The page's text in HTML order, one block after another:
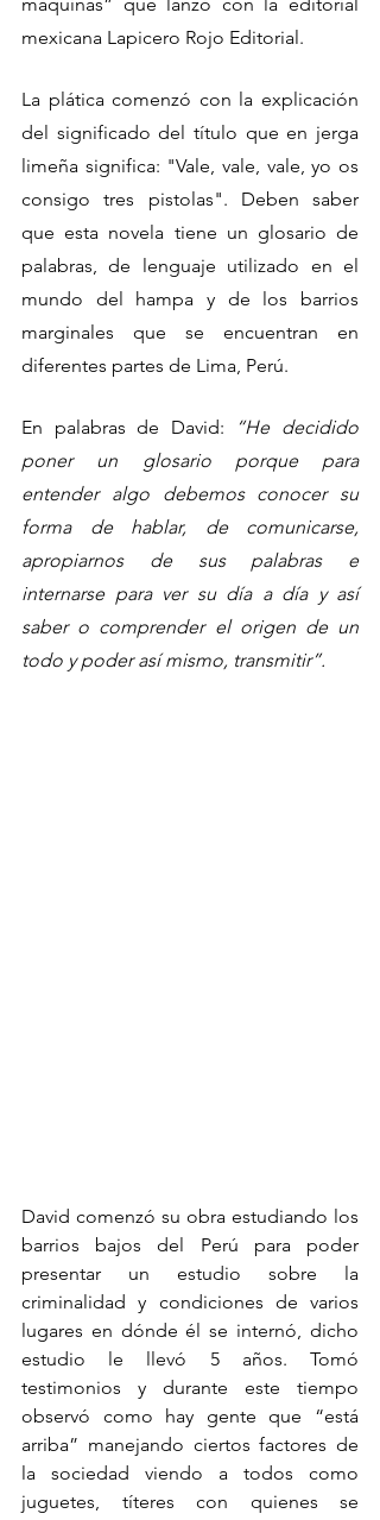
mexicana Lapicero Rojo Editorial.
La plática comenzó con la explicación
del significado del título que en jerga
limeña significa: "Vale, vale, vale, yo os
consigo tres pistolas". Deben saber
que esta novela tiene un glosario de
palabras, de lenguaje utilizado en el
mundo del hampa y de los barrios
marginales que se encuentran en
diferentes partes de Lima, Perú.
En palabras de David:
“He decidido
poner un glosario porque para
entender algo debemos conocer su
forma de hablar, de comunicarse,
apropiarnos de sus palabras e
internarse para ver su día a día y así
saber o comprender el origen de un
todo y poder así mismo, transmitir”.
David comenzó su obra estudiando los
barrios bajos del Perú para poder
presentar un estudio sobre la
criminalidad y condiciones de varios
lugares en dónde él se internó, dicho
estudio le llevó 5 años. Tomó
testimonios y durante este tiempo
observó como hay gente que “está
arriba” manejando ciertos factores de
la sociedad viendo a todos como
juguetes, títeres con quienes se